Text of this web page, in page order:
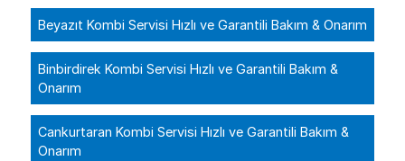
Beyazıt Kombi Servisi Hızlı ve Garantili Bakım & Onarım
Binbirdirek Kombi Servisi Hızlı ve Garantili Bakım &
Onarım
Cankurtaran Kombi Servisi Hızlı ve Garantili Bakım &
Onarım